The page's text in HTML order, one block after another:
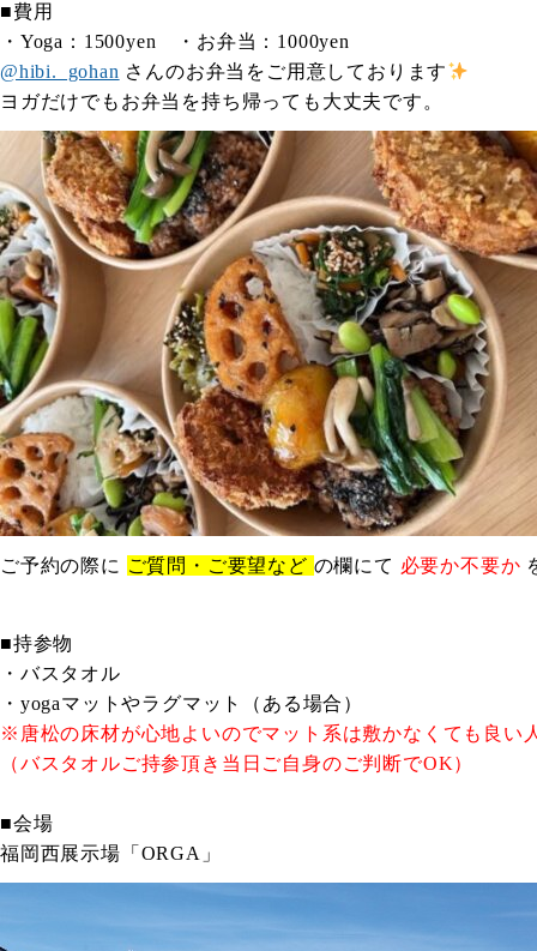
■費用
・Yoga：1500yen ・お弁当：1000yen
@hibi._gohan さんのお弁当をご用意しております
ヨガだけでもお弁当を持ち帰っても大丈夫です。
ご予約の際に ご質問・ご要望など の欄にて 必要か不要か
■持参物
・バスタオル
・yogaマットやラグマット（ある場合）
※唐松の床材が心地よいのでマット系は敷かなくても良い
（バスタオルご持参頂き当日ご自身のご判断でOK）
■会場
福岡西展示場「ORGA」